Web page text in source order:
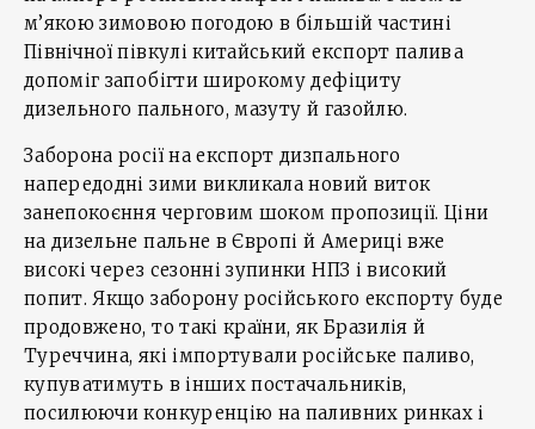
м’якою зимовою погодою в більшій частині
Північної півкулі китайський експорт палива
допоміг запобігти широкому дефіциту
дизельного пального, мазуту й газойлю.
Заборона росії на експорт дизпального
напередодні зими викликала новий виток
занепокоєння черговим шоком пропозиції. Ціни
на дизельне пальне в Європі й Америці вже
високі через сезонні зупинки НПЗ і високий
попит. Якщо заборону російського експорту буде
продовжено, то такі країни, як Бразилія й
Туреччина, які імпортували російське паливо,
купуватимуть в інших постачальників,
посилюючи конкуренцію на паливних ринках і